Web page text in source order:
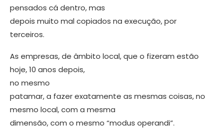
pensados cá dentro, mas
depois muito mal copiados na execução, por
terceiros.
As empresas, de âmbito local, que o fizeram estão
hoje, 10 anos depois,
no mesmo
patamar, a fazer exatamente as mesmas coisas, no
mesmo local, com a mesma
dimensão, com o mesmo “modus operandi”.